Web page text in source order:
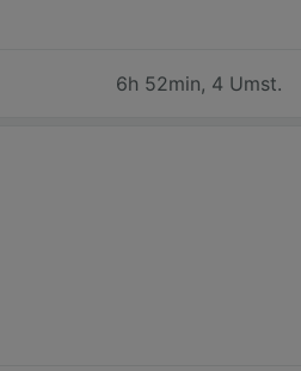
6h 52min, 4 Umst.